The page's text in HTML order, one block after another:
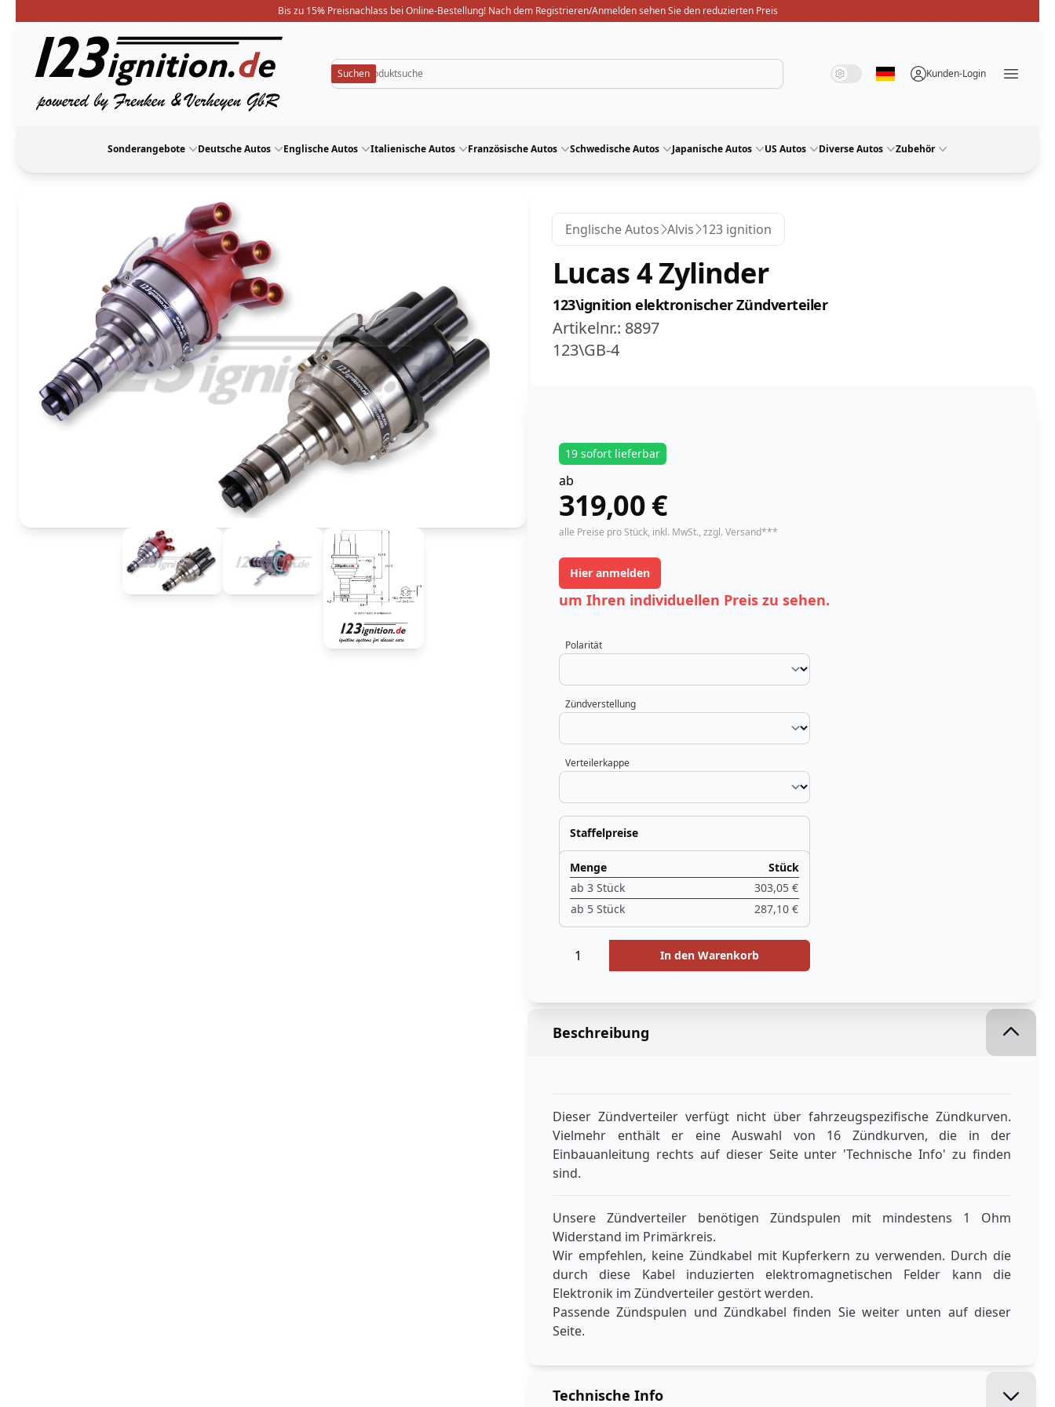
Bis zu 15% Preisnachlass bei Online-Bestellung! Nach dem Registrieren/Anmelden sehen Sie den reduzierten Preis
123ignition
Systemmodus
Lichtmodus
Dunkelmodus
Sprache auswählen
Kunden-Login Menü
Sonderangebote Deutsche Autos Englische Autos Italienische Autos Französische Autos Schwedische Autos Japanische Autos US Autos Diverse Autos Zubehör
Englische Autos Alvis 123 ignition
Lucas 4 Zylinder
123\ignition elektronischer Zündverteiler
Artikelnr.: 8897
123\GB-4
19 sofort lieferbar
ab
319,00
instock
€
alle Preise pro Stück, inkl. MwSt., zzgl. Versand***
Hier anmelden
um Ihren individuellen Preis zu sehen.
Polarität
Zündverstellung
Verteilerkappe
Staffelpreise
Menge
Stück
ab 3 Stück
303,05 €
ab 5 Stück
287,10 €
In den Warenkorb
Beschreibung
Dieser Zündverteiler verfügt nicht über fahrzeugspezifische Zündkurven.
Vielmehr enthält er eine Auswahl von 16 Zündkurven, die in der
Einbauanleitung rechts auf dieser Seite unter 'Technische Info' zu finden
sind.
Unsere Zündverteiler benötigen Zündspulen mit mindestens 1 Ohm
Widerstand im Primärkreis.
Wir empfehlen, keine Zündkabel mit Kupferkern zu verwenden. Durch die
durch diese Kabel induzierten elektromagnetischen Felder kann die
Elektronik im Zündverteiler gestört werden.
Passende Zündspulen und Zündkabel finden Sie weiter unten auf dieser
Seite.
Technische Info